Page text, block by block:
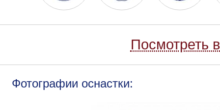
Посмотреть
Фотографии оснастки: